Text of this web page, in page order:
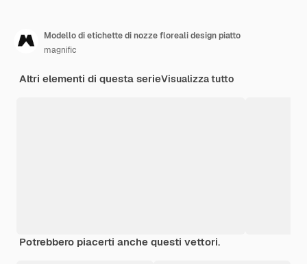
Modello di etichette di nozze floreali design piatto
magnific
Altri elementi di questa serieVisualizza tutto
Potrebbero piacerti anche questi vettori.